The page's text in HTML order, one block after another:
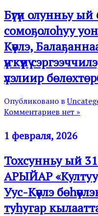
Бүгүн олунньу
сомоҕолоһуу
Күөлэ,
үҥкүүнү
үлэлиир
Опубликовано в
Комментариев нет »
1 февраля, 2026
Тохсунньу ый
АРЫЙАР
Уус-Күөлэ
туһугар